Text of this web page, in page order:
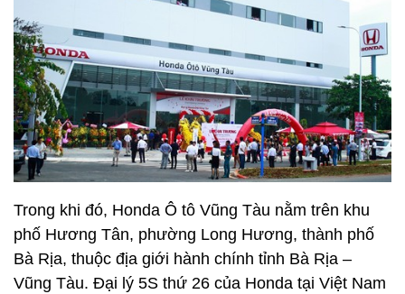
Trong khi đó, Honda Ô tô Vũng Tàu nằm trên khu
phố Hương Tân, phường Long Hương, thành phố
Bà Rịa, thuộc địa giới hành chính tỉnh Bà Rịa –
Vũng Tàu. Đại lý 5S thứ 26 của Honda tại Việt Nam